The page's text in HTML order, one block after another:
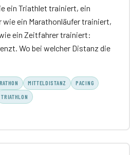
ein Triathlet trainiert, ein
ein Marathonläufer trainiert,
ein Zeitfahrer trainiert:
Wo bei welcher Distanz die
MITTELDISTANZ
PACING
TRIATHLON